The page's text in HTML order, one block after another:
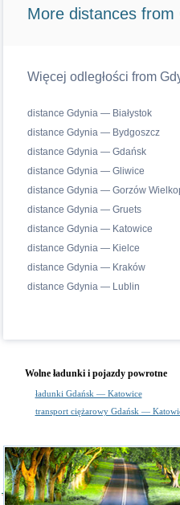
More distances from
Więcej odległości from
distance Gdynia — Białystok
distance Gdynia — Bydgoszcz
distance Gdynia — Gdańsk
distance Gdynia — Gliwice
distance Gdynia — Gorzów
distance Gdynia — Gruets
distance Gdynia — Katowice
distance Gdynia — Kielce
distance Gdynia — Kraków
distance Gdynia — Lublin
Wolne ładunki i pojazdy powrotne
ładunki Gdańsk — Katowice
transport ciężarowy Gdańsk —